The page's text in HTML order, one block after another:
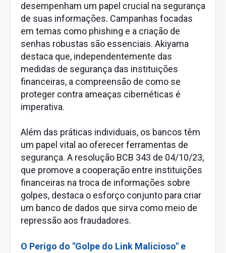
desempenham um papel crucial na segurança
de suas informações. Campanhas focadas
em temas como phishing e a criação de
senhas robustas são essenciais. Akiyama
destaca que, independentemente das
medidas de segurança das instituições
financeiras, a compreensão de como se
proteger contra ameaças cibernéticas é
imperativa.
Além das práticas individuais, os bancos têm
um papel vital ao oferecer ferramentas de
segurança. A resolução BCB 343 de 04/10/23,
que promove a cooperação entre instituições
financeiras na troca de informações sobre
golpes, destaca o esforço conjunto para criar
um banco de dados que sirva como meio de
repressão aos fraudadores.
O Perigo do "Golpe do Link Malicioso" e